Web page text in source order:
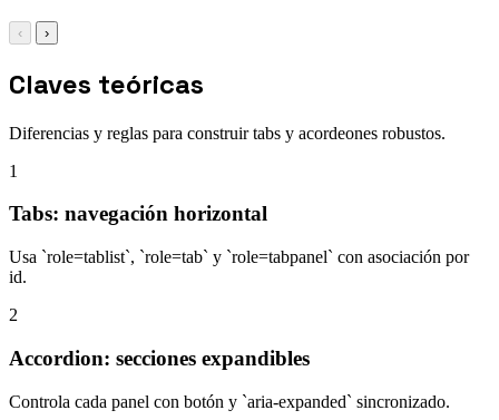
‹ ›
Claves teóricas
Diferencias y reglas para construir tabs y acordeones robustos.
1
Tabs: navegación horizontal
Usa `role=tablist`, `role=tab` y `role=tabpanel` con asociación por
id.
2
Accordion: secciones expandibles
Controla cada panel con botón y `aria-expanded` sincronizado.